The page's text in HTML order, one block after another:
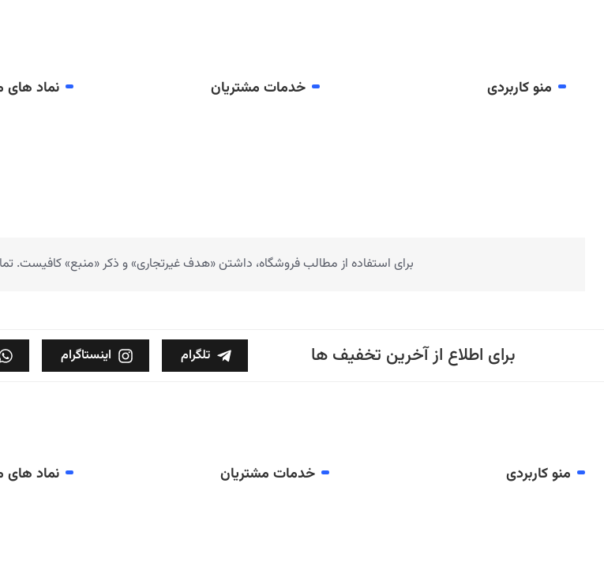
منو کاربردی خدمات مشتریان نماد های
برای استفاده از مطالب فروشگاه، داشتن «هدف غیرتجاری» و ذکر «منبع» کافیست.
تلگرام اینستاگرام برای اطلاع از آخرین تخفیف ها
منو کاربردی خدمات مشتریان نماد های